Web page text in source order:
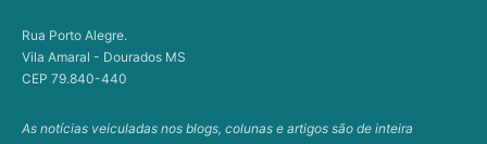
Rua Porto Alegre.
Vila Amaral - Dourados MS
CEP 79.840-440
As notícias veiculadas nos blogs, colunas e artigos são de inteira